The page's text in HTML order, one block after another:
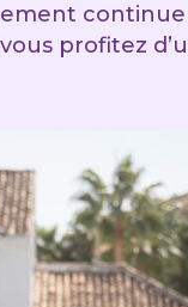
profitez